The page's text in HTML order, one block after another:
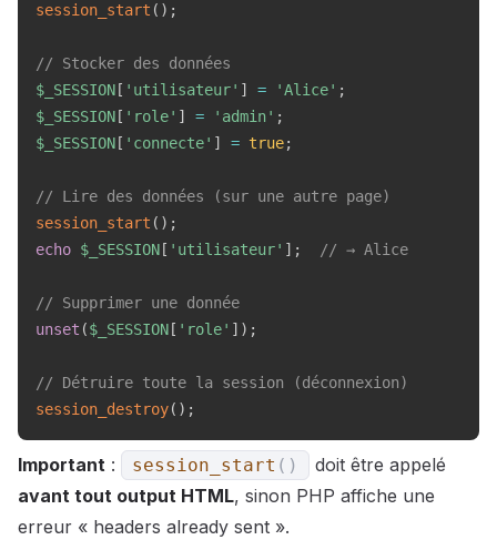
session_start ( ) ;
// Stocker des données
$_SESSION [ 'utilisateur' ] = 'Alice' ;
$_SESSION [ 'role' ] = 'admin' ;
$_SESSION [ 'connecte' ] = true;
// Lire des données (sur une autre page)
session_start ( ) ;
echo $_SESSION [ 'utilisateur' ] ; // → Alice
// Supprimer une donnée
unset ($_SESSION [ 'role' ] ) ;
// Détruire toute la session (déconnexion)
session_destroy( ) ;
Important : session_start ( )
doit être appelé
avant tout output HTML, sinon PHP affiche une
erreur « headers already sent ».